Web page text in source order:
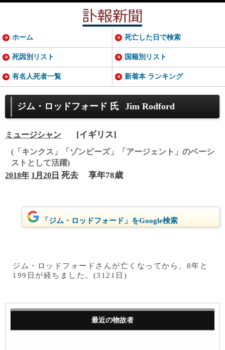
ジム・ロッドフォード 氏 Jim Rodford
ミュージシャン [イギリス]
(「キンクス」「ゾンビーズ」「アージェント」のベーシ
ストとして活躍)
2018年 1月20日 死去 享年78歳
「ジム・ロッドフォード」をGoogle検索
ジム・ロッドフォードさんが亡くなってから、8年と
199日が経ちました。(3121日)
ホーム 死亡した日で検索
死因別リスト 国籍別リスト
有名人死者一覧 新着本 ランキング
最近の物故者